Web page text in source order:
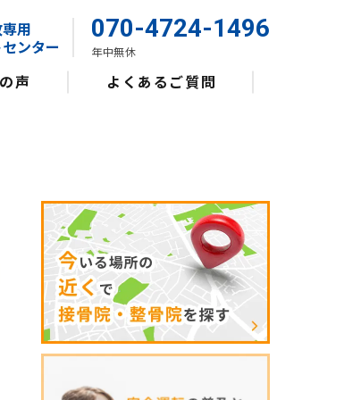
用
ンター
070-4724-1496
年中無休
声 よくあるご質問